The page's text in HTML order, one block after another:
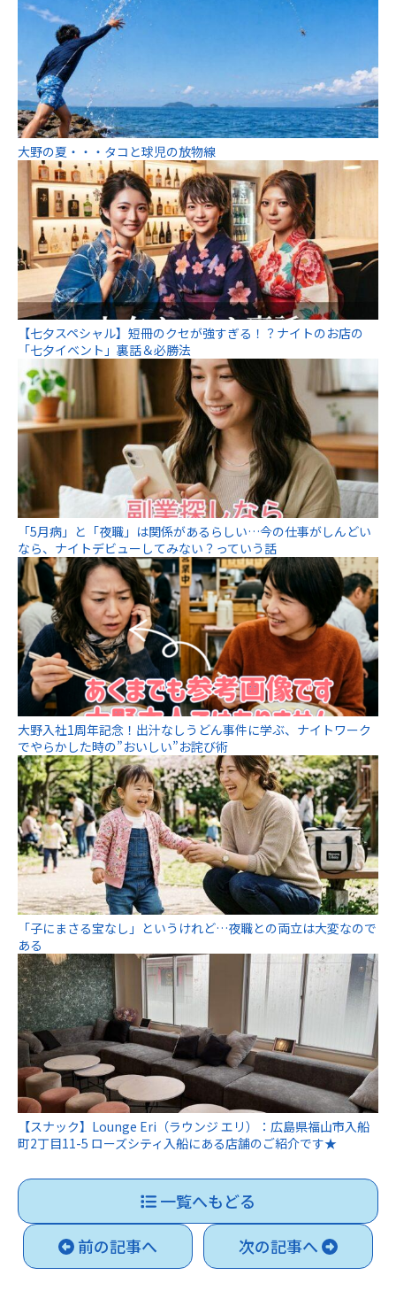
大野の夏・・・タコと球児の放物線
【七夕スペシャル】短冊のクセが強すぎる！？ナイトのお店の
「七夕イベント」裏話＆必勝法
「5月病」と「夜職」は関係があるらしい…今の仕事がしんどい
なら、ナイトデビューしてみない？っていう話
大野入社1周年記念！出汁なしうどん事件に学ぶ、ナイトワーク
でやらかした時の”おいしい”お詫び術
「子にまさる宝なし」というけれど…夜職との両立は大変なので
ある
【スナック】Lounge Eri（ラウンジ エリ）：広島県福山市入船
町2丁目11-5 ローズシティ入船にある店舗のご紹介です★
一覧へもどる
前の記事へ
次の記事へ